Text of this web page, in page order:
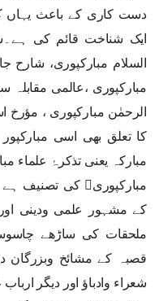
دست کاری کے باعث یہاں
ایک شناخت قائم کی
السلام مبارکپوری، شارح
مبارکپوری ،عالمی مقابلہ
الرحمٰن مبارکپوری ، مؤرخ
کا تعلق بھی اسی
مبارکہ یعنی تذکرۂ علماء
مبارکپوری﷫ کی تصنیف
کے مشہور علمی ودینی
ملحقات کی ساڑھے
قصبہ کے مشائخ وبزرگان
شعراء وادباؤ اور دیگر